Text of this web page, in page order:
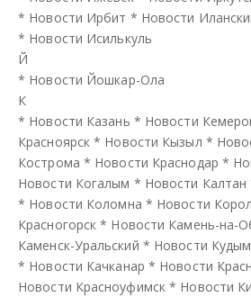
* Новости Ирбит * Новости
* Новости Исилькуль
Й
* Новости Йошкар-Ола
К
* Новости Казань * Новости
Красноярск * Новости Кызыл *
Кострома * Новости Краснодар *
Новости Когалым * Новости Калтан
* Новости Коломна * Новости
Красногорск * Новости Камень-на-
Каменск-Уральский * Новости
* Новости Качканар * Новости
Новости Красноуфимск * Новости